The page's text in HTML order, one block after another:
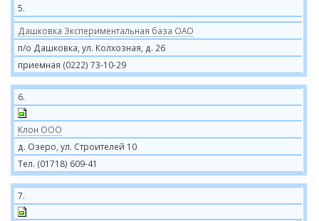
5.
Дашковка Экспериментальная база ОАО
п/о Дашковка, ул. Колхозная, д. 26
приемная (0222) 73-10-29
6.
Клон ООО
д. Озеро, ул. Строителей 10
Тел. (01718) 609-41
7.